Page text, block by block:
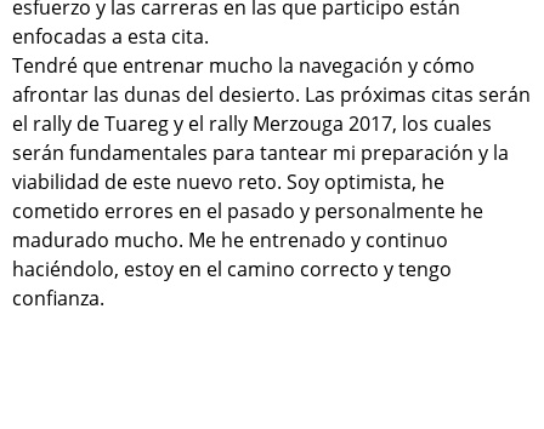
esfuerzo y las carreras en las que participo están
enfocadas a esta cita.
Tendré que entrenar mucho la navegación y cómo
afrontar las dunas del desierto. Las próximas citas serán
el rally de Tuareg y el rally Merzouga 2017, los cuales
serán fundamentales para tantear mi preparación y la
viabilidad de este nuevo reto. Soy optimista, he
cometido errores en el pasado y personalmente he
madurado mucho. Me he entrenado y continuo
haciéndolo, estoy en el camino correcto y tengo
confianza.